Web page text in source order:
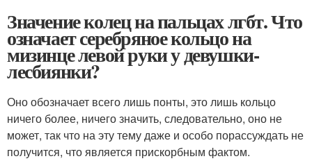
Значение колец на пальцах лгбт. Что
означает серебряное кольцо на
мизинце левой руки у девушки-
лесбиянки?
Оно обозначает всего лишь понты, это лишь кольцо
ничего более, ничего значить, следовательно, оно не
может, так что на эту тему даже и особо порассуждать не
получится, что является прискорбным фактом.